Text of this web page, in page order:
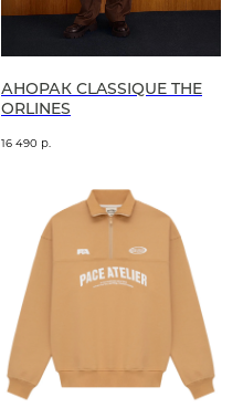
АНОРАК CLASSIQUE THE
ORLINES
16 490 р.